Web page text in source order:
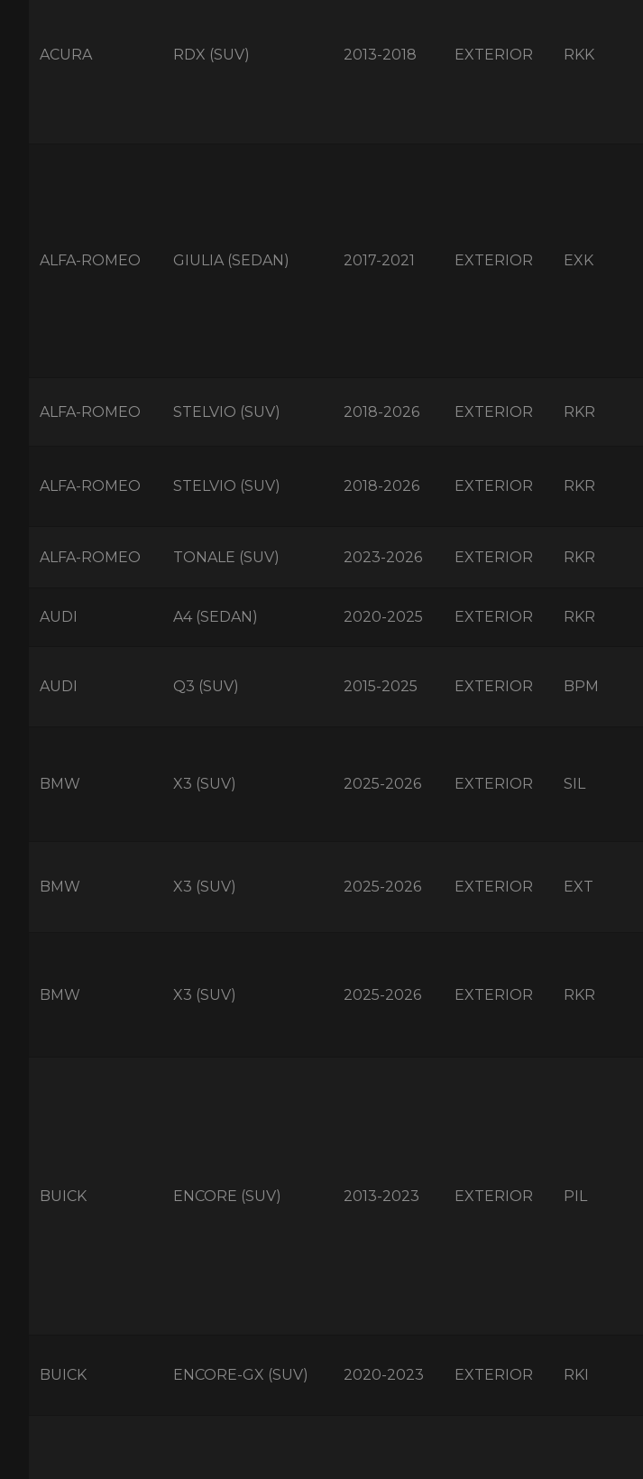
ACURA RDX (SUV) 2013-2018 EXTERIOR RKK
ALFA-ROMEO GIULIA (SEDAN) 2017-2021 EXTERIOR EXK
ALFA-ROMEO STELVIO (SUV) 2018-2026 EXTERIOR RKR
ALFA-ROMEO STELVIO (SUV) 2018-2026 EXTERIOR RKR
ALFA-ROMEO TONALE (SUV) 2023-2026 EXTERIOR RKR
AUDI A4 (SEDAN) 2020-2025 EXTERIOR RKR
AUDI Q3 (SUV) 2015-2025 EXTERIOR BPM
BMW X3 (SUV) 2025-2026 EXTERIOR SIL
BMW X3 (SUV) 2025-2026 EXTERIOR EXT
BMW X3 (SUV) 2025-2026 EXTERIOR RKR
BUICK ENCORE (SUV) 2013-2023 EXTERIOR PIL
BUICK ENCORE-GX (SUV) 2020-2023 EXTERIOR RKI